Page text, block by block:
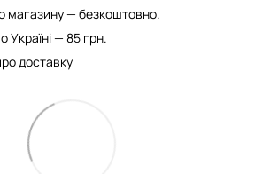
магазину — безкоштовно.
— 85 грн.
доставку